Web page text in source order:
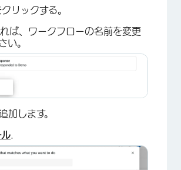
クリックする。
ば、ワークフローの名前を変更
い。
加します。
ル